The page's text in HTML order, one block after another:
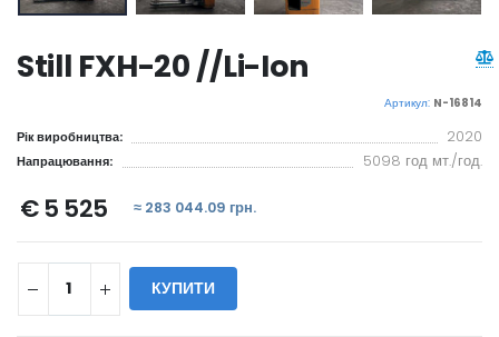
Still FXH-20 //Li-Ion
Артикул: N-16814
Рік виробництва: 2020
Напрацювання: 5098 год мт./год.
€ 5 525 ≈ 283 044.09 грн.
КУПИТИ